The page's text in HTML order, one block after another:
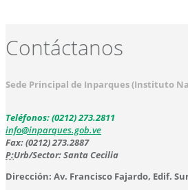
Contáctanos
Sede Principal de Inparques (Instituto
Teléfonos: (0212) 273.2811
info@inparques.gob.ve
Fax: (0212) 273.2887
P:Urb/Sector: Santa Cecilia
Dirección: Av. Francisco Fajardo, Edif.